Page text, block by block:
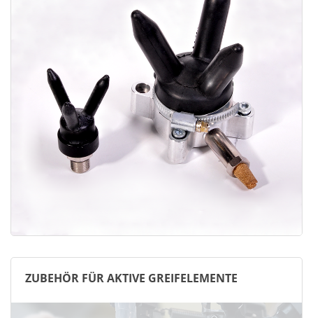
ZUBEHÖR FÜR AKTIVE GREIFELEMENTE